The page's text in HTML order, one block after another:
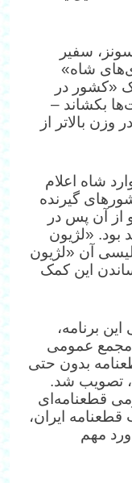
پارسونز، سفیر
شاه»
«کشور در
بکشاند –
بالاتر از
شاه اعلام
گیرنده
آن پس در
«لژیون
آن «لژیون
این کمک
این برنامه،
مجمع عمومی
بدون حتی
تصویب شد.
قطعنامه‌ای
قطعنامه ایران،
مهم